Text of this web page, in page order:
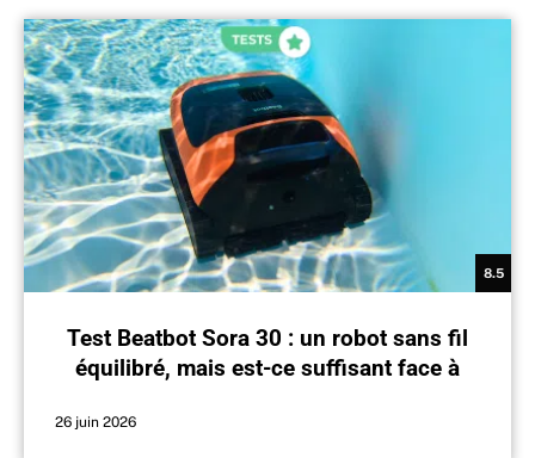
8.5
Test Beatbot Sora 30 : un robot sans fil
équilibré, mais est-ce suffisant face à
26 juin 2026